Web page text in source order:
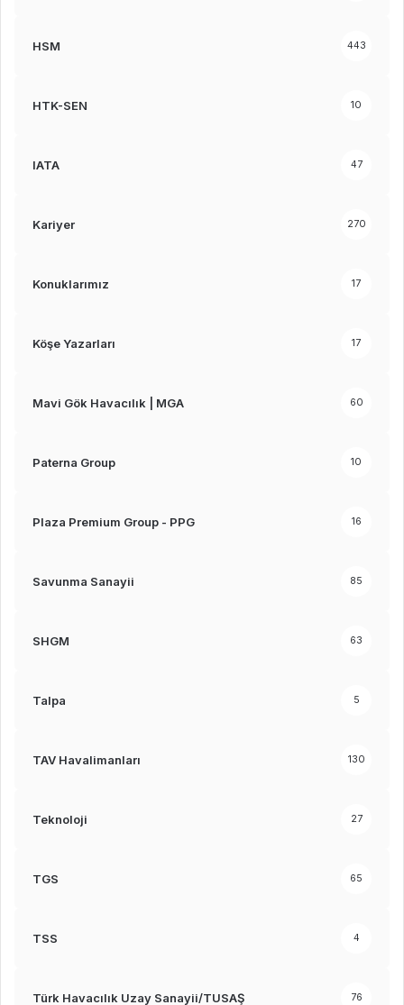
HSM 443
HTK-SEN 10
IATA 47
Kariyer 270
Konuklarımız 17
Köşe Yazarları 17
Mavi Gök Havacılık | MGA 60
Paterna Group 10
Plaza Premium Group - PPG 16
Savunma Sanayii 85
SHGM 63
Talpa 5
TAV Havalimanları 130
Teknoloji 27
TGS 65
TSS 4
Türk Havacılık Uzay Sanayii/TUSAŞ 76